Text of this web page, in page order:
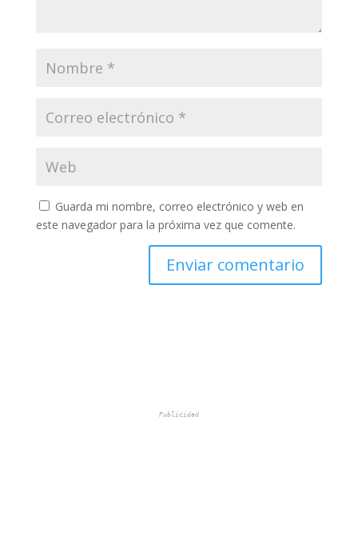
Guarda mi nombre, correo electrónico y web en
este navegador para la próxima vez que comente.
Publicidad